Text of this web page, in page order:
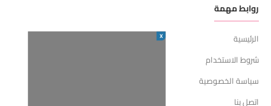
روابط مهمة
الرئيسية
شروط الاستخدام
سياسة الخصوصية
اتصل بنا
X